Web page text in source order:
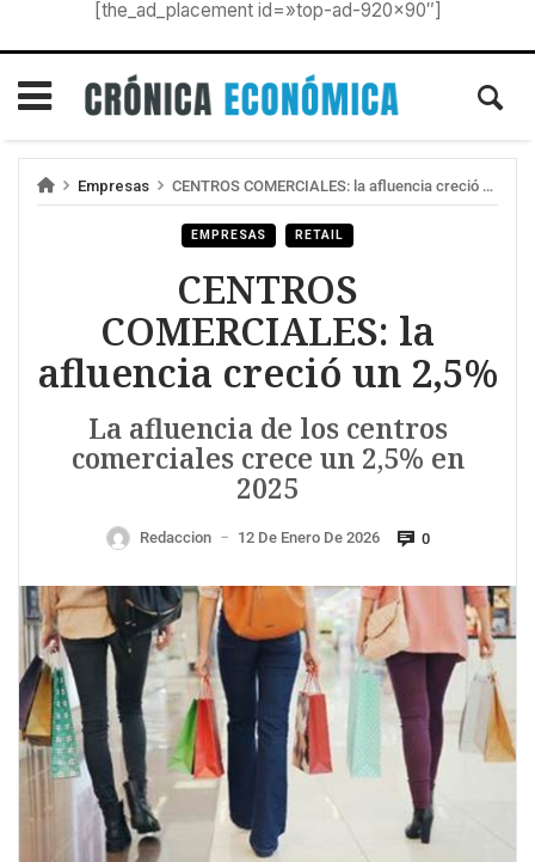
[the_ad_placement id=»top-ad-920×90″]
Empresas CENTROS COMERCIALES: la afluencia creció un 2,5%
EMPRESAS RETAIL
CENTROS
COMERCIALES: la
afluencia creció un 2,5%
La afluencia de los centros
comerciales crece un 2,5% en
2025
Redaccion — 12 De Enero De 2026 0